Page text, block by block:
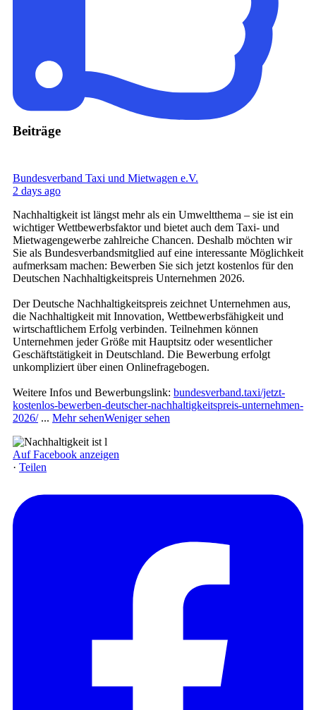
Beiträge
Bundesverband Taxi und Mietwagen e.V.
2 days ago
Nachhaltigkeit ist längst mehr als ein Umweltthema – sie ist ein
wichtiger Wettbewerbsfaktor und bietet auch dem Taxi- und
Mietwagengewerbe zahlreiche Chancen. Deshalb möchten wir
Sie als Bundesverbandsmitglied auf eine interessante Möglichkeit
aufmerksam machen: Bewerben Sie sich jetzt kostenlos für den
Deutschen Nachhaltigkeitspreis Unternehmen 2026.
Der Deutsche Nachhaltigkeitspreis zeichnet Unternehmen aus,
die Nachhaltigkeit mit Innovation, Wettbewerbsfähigkeit und
wirtschaftlichem Erfolg verbinden. Teilnehmen können
Unternehmen jeder Größe mit Hauptsitz oder wesentlicher
Geschäftstätigkeit in Deutschland. Die Bewerbung erfolgt
unkompliziert über einen Onlinefragebogen.
Weitere Infos und Bewerbungslink: bundesverband.taxi/jetzt-
kostenlos-bewerben-deutscher-nachhaltigkeitspreis-unternehmen-
2026/ ... Mehr sehenWeniger sehen
Auf Facebook anzeigen
· Teilen